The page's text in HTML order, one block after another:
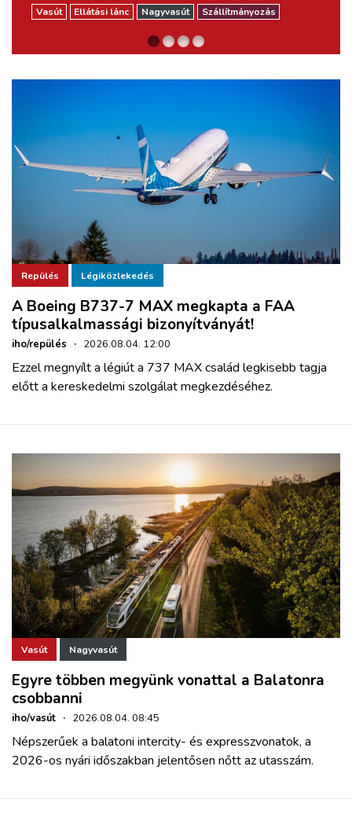
HAJÓZÁS
ARCHÍVUM
WEBSHOP
BELÉPÉS
REGISZTRÁCIÓ
Vasút Ellátási lánc Nagyvasút Szállítmányozás
Vasút Nagyvasút
Vasút Városi vasút
Repülés Légiközlekedés
A Boeing B737-7 MAX megkapta a FAA
típusalkalmassági bizonyítványát!
iho/repülés · 2026.08.04. 12:00
Ezzel megnyílt a légiút a 737 MAX család legkisebb tagja
előtt a kereskedelmi szolgálat megkezdéséhez.
Vasút Nagyvasút
Egyre többen megyünk vonattal a Balatonra
csobbanni
iho/vasút · 2026.08.04. 08:45
Népszerűek a balatoni intercity- és expresszvonatok, a
2026-os nyári időszakban jelentősen nőtt az utasszám.